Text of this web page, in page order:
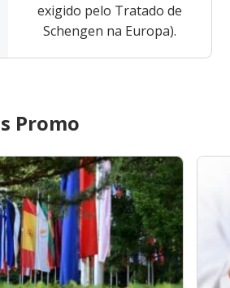
exigido pelo Tratado de
Schengen na Europa).
Promo